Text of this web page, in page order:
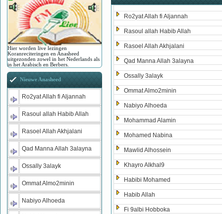
Ro2yat Allah fi Aljannah
Rasoul allah Habib Allah
Rasoel Allah Akhjalani
Qad Manna Allah 3alayna
Ossally 3alayk
Ommat Almo2minin
Nabiyo Alhoeda
Mohammad Alamin
Mohamed Nabina
Mawlid Alhossein
Khayro Alkhal9
Habibi Mohamed
Habib Allah
Fi 9albi Hobboka
Hier worden live lezingen
Koranreciteringen en Anasheed
uitgezonden zowel in het Nederlands als
in het Arabisch en Berbers.
Nieuwe Anasheed
Ro2yat Allah fi Aljannah
Rasoul allah Habib Allah
Rasoel Allah Akhjalani
Qad Manna Allah 3alayna
Ossally 3alayk
Ommat Almo2minin
Nabiyo Alhoeda